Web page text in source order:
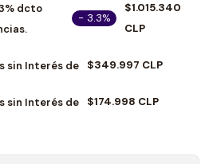
dcto
- 3.3%
$1.015.340
CLP
sin Interés de $349.997 CLP
sin Interés de $174.998 CLP